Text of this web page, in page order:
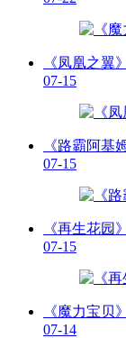
《凤凰之翼
07-15
《路霸阿基
07-15
《再生花园
07-15
《魔力宝贝
07-14